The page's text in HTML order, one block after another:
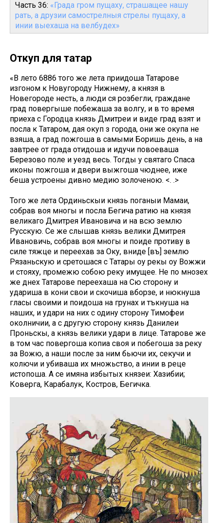
Часть 36: «Града гром пущаху, страшащее нашу
рать, а друзии самострелныя стрелы пущаху, а
инии выехаша на велбудех»
Откуп для татар
«В лето 6886 того же лета приидоша Татарове
изгоном к Новугороду Нижнему, а князя в
Новегороде несть, а люди ся розбегли, граждане
град повергыше побежаша за волгу, и в то время
приеха с Городца князь Дмитреи и виде град взят и
посла к Татаром, дая окуп з города, они же окупа не
взяша, а град пожгоша в самыми Боришь день, а на
завтрее от града отидоша и идучи повоеваша
Березово поле и уезд весь. Тогды у святаго Спаса
иконы пожгоша и двери выжгоша чюднее, иже
беша устроены дивно медию золоченою. <. .>
Того же лета Ординьскыи князь поганыи Мамаи,
собрав воя многы и посла Бегича ратию на князя
великаго Дмитрея Ивановича и на всю землю
Русскую. Се же слышав князь велики Дмитрея
Ивановичь, собрав воя многы и поиде противу в
силе тяжце и переехав за Оку, вниде [въ] землю
Рязаньскую и сретошася с Татары оу рекы оу Вожжи
и стояху, промежю собою реку имущее. Не по мнозех
же днех Татарове переехаша на Сю сторону и
удариша в кони свои и скочиша вборзе, и нюкнуша
гласы своими и поидоша на грунах и тъкнуша на
наших, и удари на них с одину сторону Тимофеи
околничии, а с другую сторону князь Данилеи
Проньскы, а князь велики удари в лице. Татарове же
в том час повергоша копиа своя и побегоша за реку
за Вожю, а наши после за ним бьючи их, секучи и
колючи и убиваша их множьство, а инии в реце
истопоша. А се имяна избытых князеи: Хазибии;
Коверга, Карабалук, Костров, Бегичка.